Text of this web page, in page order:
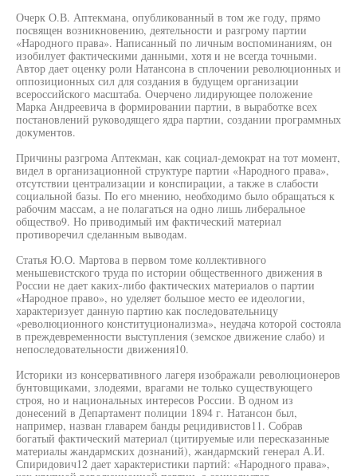
Очерк О.В. Аптекмана, опубликованный в том же году, прямо
посвящен возникновению, деятельности и разгрому партии
«Народного права». Написанный по личным воспоминаниям, он
изобилует фактическими данными, хотя и не всегда точными.
Автор дает оценку роли Натансона в сплочении революционных и
оппозиционных сил для создания в будущем организации
всероссийского масштаба. Очерчено лидирующее положение
Марка Андреевича в формировании партии, в выработке всех
постановлений руководящего ядра партии, создании программных
документов.
Причины разгрома Аптекман, как социал-демократ на тот момент,
видел в организационной структуре партии «Народного права»,
отсутствии централизации и конспирации, а также в слабости
социальной базы. По его мнению, необходимо было обращаться к
рабочим массам, а не полагаться на одно лишь либеральное
общество9. Но приводимый им фактический материал
противоречил сделанным выводам.
Статья Ю.О. Мартова в первом томе коллективного
меньшевистского труда по истории общественного движения в
России не дает каких-либо фактических материалов о партии
«Народное право», но уделяет большое место ее идеологии,
характеризует данную партию как последовательницу
«революционного конституционализма», неудача которой состояла
в преждевременности выступления (земское движение слабо) и
непоследовательности движения10.
Историки из консервативного лагеря изображали революционеров
бунтовщиками, злодеями, врагами не только существующего
строя, но и национальных интересов России. В одном из
донесений в Департамент полиции 1894 г. Натансон был,
например, назван главарем банды рецидивистов11. Собрав
богатый фактический материал (цитируемые или пересказанные
материалы жандармских дознаний), жандармский генерал А.И.
Спиридович12 дает характеристики партий: «Народного права»,